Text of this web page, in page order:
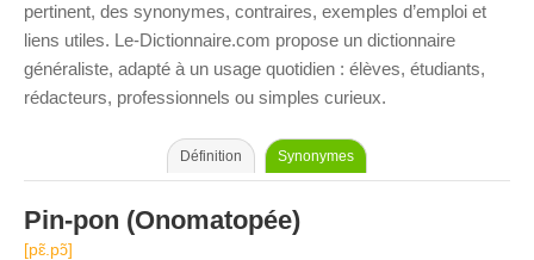
pertinent, des synonymes, contraires, exemples d’emploi et
liens utiles. Le-Dictionnaire.com propose un dictionnaire
généraliste, adapté à un usage quotidien : élèves, étudiants,
rédacteurs, professionnels ou simples curieux.
Définition Synonymes
Pin-pon (Onomatopée)
[pɛ̃.pɔ̃]